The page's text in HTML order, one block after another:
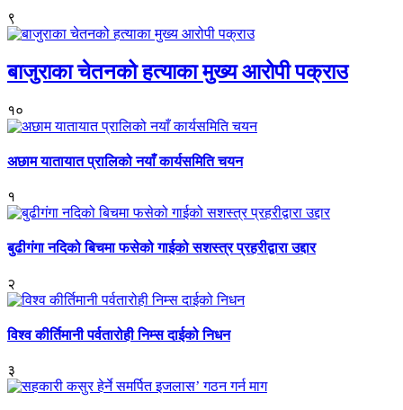
९
बाजुराका चेतनको हत्याका मुख्य आरोपी पक्राउ
१०
अछाम यातायात प्रालिको नयाँ कार्यसमिति चयन
१
बुढीगंगा नदिको बिचमा फसेको गाईको सशस्त्र प्रहरीद्वारा उद्दार
२
विश्व कीर्तिमानी पर्वतारोही निम्स दाईको निधन
३